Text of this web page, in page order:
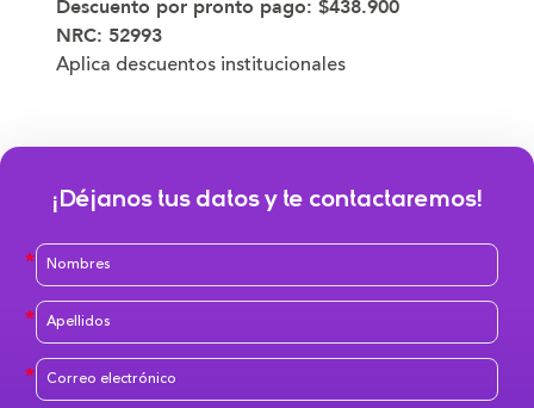
Descuento por pronto pago: $438.900
NRC: 52993
Aplica descuentos institucionales
¡Déjanos tus datos y te contactaremos!